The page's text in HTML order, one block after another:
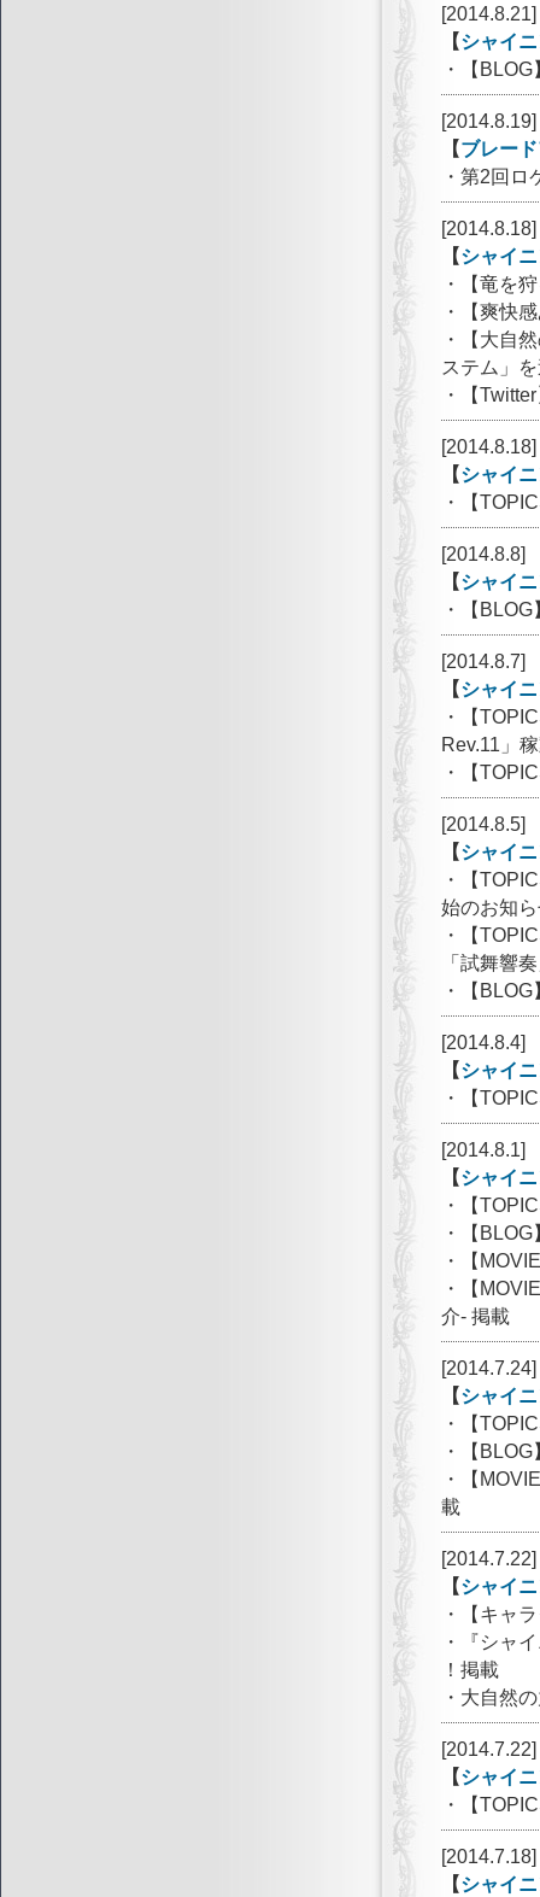
[2014.8.21]
【シャイ
・【
[2014.8.19]
【ブレー
・第2回ロ
[2014.8.18]
【シャイ
・【竜を
・【爽快
・【大自
ステム」
・【
[2014.8.18]
【シャイ
・【
[2014.8.8]
【シャイ
・【
[2014.8.7]
【シャイ
・【
Rev.11」
・【
[2014.8.5]
【シャイ
・【
始のお知
・【
「試舞響
・【
[2014.8.4]
【シャイ
・【
[2014.8.1]
【シャイ
・【
・【
・【
・【
介- 掲載
[2014.7.24]
【シャイ
・【
・【
・【
載
[2014.7.22]
【シャイ
・【キャ
・『シャ
！掲載
・大自然
[2014.7.22]
【シャイ
・【
[2014.7.18]
【シャイ